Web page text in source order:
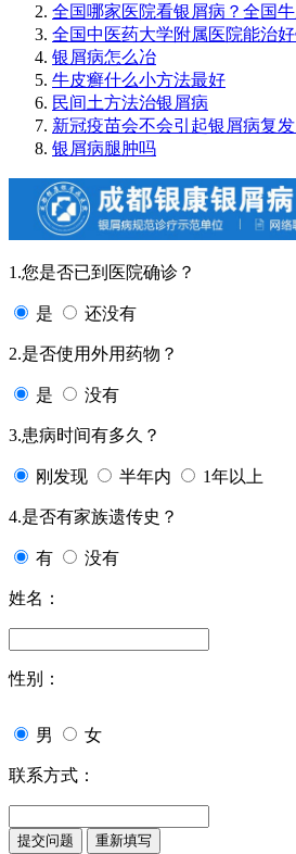
全国哪家医院看银屑病？全国
全国中医药大学附属医院能治
银屑病怎么冶
牛皮癣什么小方法最好
民间土方法治银屑病
新冠疫苗会不会引起银屑病复
银屑病腿肿吗
1.您是否已到医院确诊？
是 还没有
2.是否使用外用药物？
是 没有
3.患病时间有多久？
刚发现 半年内 1年以上
4.是否有家族遗传史？
有 没有
姓名：
性别：
男 女
联系方式：